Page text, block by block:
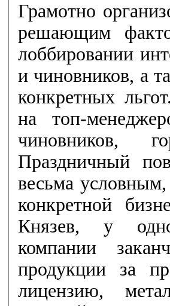
Грамотно
решающим
лоббировании
и чиновников, а
конкретных
на топ-
чиновников,
Праздничный
весьма
конкретной
Князев, у
компании
продукции за
лицензию,